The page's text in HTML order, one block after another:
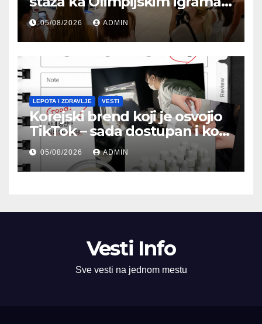
Lilly Drogerie proslavile
online rođendan
05/08/2026 ADMIN
LEPOTA I ZDRAVLJE VESTI
Korejski brend koji je osvojio
TikTok – sada dostupan i kod
nas05/08/2026 ADMIN
Vesti Info
Sve vesti na jednom mestu